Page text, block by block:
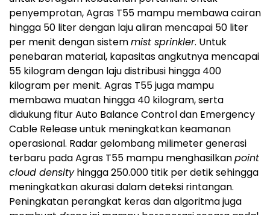
penyemprotan, Agras T55 mampu membawa cairan
hingga 50 liter dengan laju aliran mencapai 50 liter
per menit dengan sistemmist sprinkler. Untuk
penebaran material, kapasitas angkutnya mencapai
55 kilogram dengan laju distribusi hingga 400
kilogram per menit. Agras T55 juga mampu
membawa muatan hingga 40 kilogram, serta
didukung fitur Auto Balance Control dan Emergency
Cable Release untuk meningkatkan keamanan
operasional. Radar gelombang milimeter generasi
terbaru pada Agras T55 mampu menghasilkanpoint
cloud densityhingga 250.000 titik per detik sehingga
meningkatkan akurasi dalam deteksi rintangan.
Peningkatan perangkat keras dan algoritma juga